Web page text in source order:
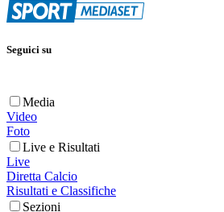
Seguici su
Media
Video
Foto
Live e Risultati
Live
Diretta Calcio
Risultati e Classifiche
Sezioni